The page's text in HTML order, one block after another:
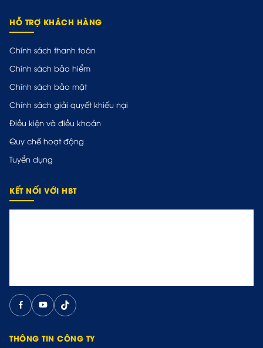
HỖ TRỢ KHÁCH HÀNG
Chính sách thanh toán
Chính sách bảo hiểm
Chính sách bảo mật
Chính sách giải quyết khiếu nại
Điều kiện và điều khoản
Quy chế hoạt động
Tuyển dụng
KẾT NỐI VỚI HBT
THÔNG TIN CÔNG TY